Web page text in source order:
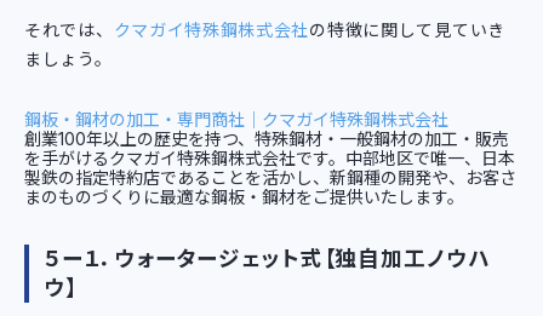
それでは、 クマガイ特殊鋼株式会社の特徴に関して見ていき
ましょう。
鋼板・鋼材の加工・専門商社｜クマガイ特殊鋼株式会社
創業100年以上の歴史を持つ、特殊鋼材・一般鋼材の加工・販売
を手がけるクマガイ特殊鋼株式会社です。中部地区で唯一、日本
製鉄の指定特約店であることを活かし、新鋼種の開発や、お客さ
まのものづくりに最適な鋼板・鋼材をご提供いたします。
５ー１．ウォータージェット式【独自加工ノウハ
ウ】